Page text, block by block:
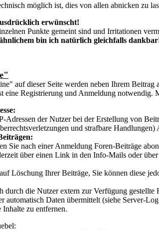
möglich ist, dies von allen abnicken zu
erwünscht!
Punkte gemeint sind und Irritationen
bin ich natürlich gleichfalls
auf dieser Seite werden neben Ihrem
eine Registrierung und Anmeldung
Adressen der Nutzer bei der Erstellung von
und strafbare
Sie nach einer Anmeldung Foren-Beiträge
über einen Link in den Info-Mails oder
Löschung Ihrer Beiträge, Sie können diese
durch die Nutzer extern zur Verfügung
automatisch Daten übermittelt (siehe Server-
zu entfernen.